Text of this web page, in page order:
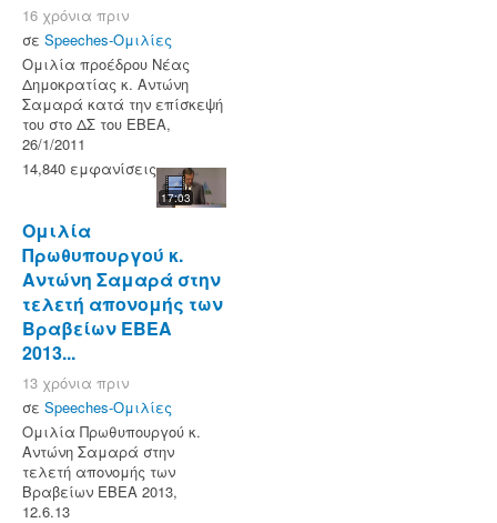
16 χρόνια πριν
σε Speeches-Ομιλίες
Ομιλία προέδρου Νέας
Δημοκρατίας κ. Αντώνη
Σαμαρά κατά την επίσκεψή
του στο ΔΣ του ΕΒΕΑ,
26/1/2011
14,840 εμφανίσεις
17:03
Ομιλία
Πρωθυπουργού κ.
Αντώνη Σαμαρά στην
τελετή απονομής των
Βραβείων ΕΒΕΑ
2013...
13 χρόνια πριν
σε Speeches-Ομιλίες
Ομιλία Πρωθυπουργού κ.
Αντώνη Σαμαρά στην
τελετή απονομής των
Βραβείων ΕΒΕΑ 2013,
12.6.13